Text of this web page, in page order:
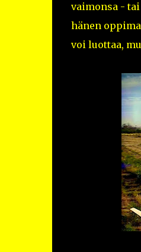
vaimonsa -
hänen
voi luottaa,